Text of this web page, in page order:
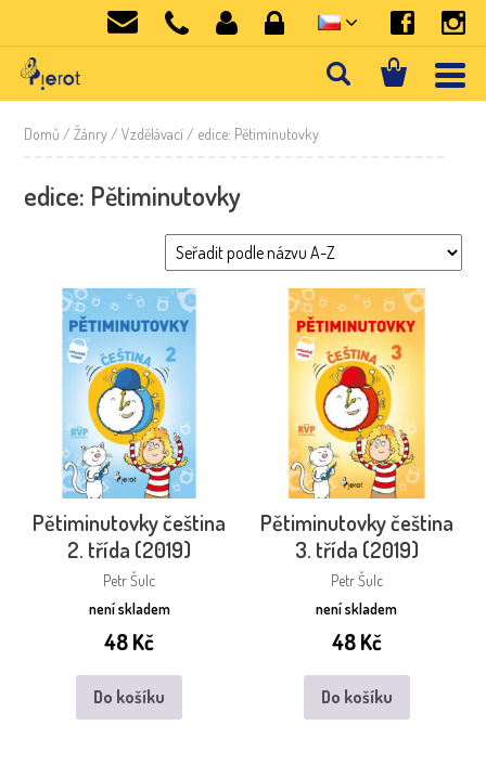
Domů / Žánry /Vzdělávací / edice: Pětiminutovky
edice: Pětiminutovky
Pětiminutovky čeština
2. třída (2019)
Petr Šulc
není skladem
48Kč
Do košíku
Pětiminutovky čeština
3. třída (2019)
Petr Šulc
není skladem
48Kč
Do košíku